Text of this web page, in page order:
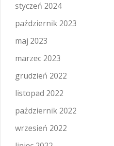
styczeń 2024
październik 2023
maj 2023
marzec 2023
grudzień 2022
listopad 2022
październik 2022
wrzesień 2022